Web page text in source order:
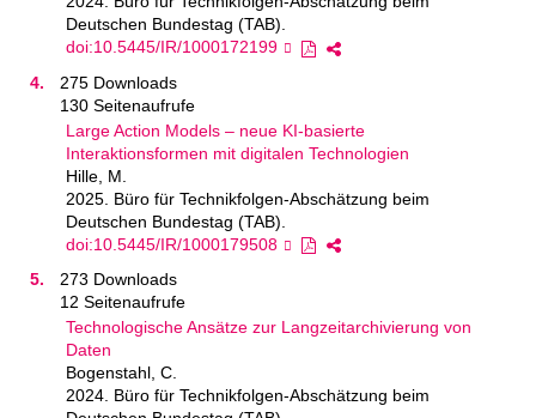
Deutschen Bundestag (TAB).
doi:10.5445/IR/1000172199
275 Downloads
130 Seitenaufrufe
Large Action Models – neue KI-basierte
Interaktionsformen mit digitalen Technologien
Hille, M.
2025. Büro für Technikfolgen-Abschätzung beim
Deutschen Bundestag (TAB).
doi:10.5445/IR/1000179508
273 Downloads
12 Seitenaufrufe
Technologische Ansätze zur Langzeitarchivierung von
Daten
Bogenstahl, C.
2024. Büro für Technikfolgen-Abschätzung beim